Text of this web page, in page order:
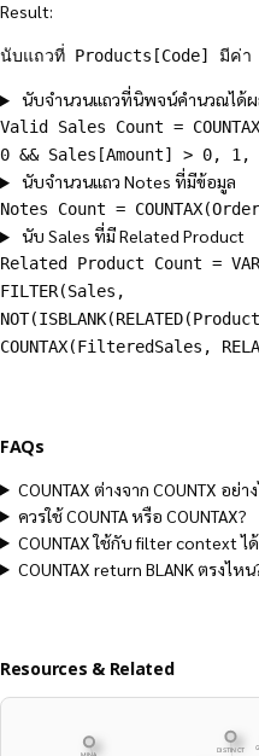
Result:
นับแถวที่ Products[Code] มีค่า
นับจำนวนแถวที่นิพจน์คำนวณได้ผ
Valid Sales Count =
0 && Sales[Amount] > 0, 1,
นับจำนวนแถว Notes ที่มีข้อมูล
Notes Count =
นับ Sales ที่มี Related Product
Related Product Count =
FILTER(Sales,
COUNTAX(FilteredSales,
FAQs
COUNTAX ต่างจาก COUNTX อย่าง
ควรใช้ COUNTA หรือ COUNTAX?
COUNTAX ใช้กับ filter context ไ
COUNTAX return BLANK ตรงไหน
Resources & Related